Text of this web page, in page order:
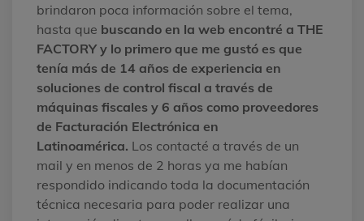
brindaron poca información sobre el tema,
hasta que buscando en la web encontré a THE
FACTORY y lo primero que me gustó es que
tenía más de 14 años de experiencia en
soluciones de control fiscal a través de
máquinas fiscales y 6 años como proveedores
de Facturación Electrónica en
Latinoamérica. Los contacté a través de un
mail y en menos de 2 horas ya me habían
respondido indicando toda la documentación
técnica necesaria para poder realizar una